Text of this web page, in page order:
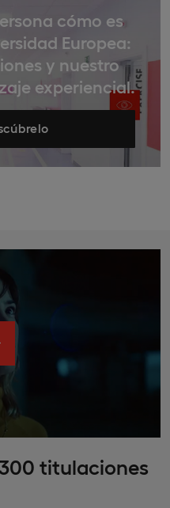
cómo es
Europea:
y nuestro
experiencial.
titulaciones